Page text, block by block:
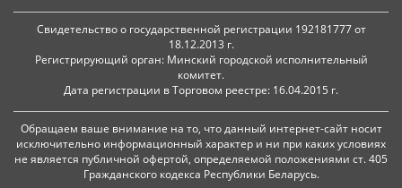
Свидетельство о государственной регистрации 192181777 от
18.12.2013 г.
Регистрирующий орган: Минский городской исполнительный
комитет.
Дата регистрации в Торговом реестре: 16.04.2015 г.
Обращаем ваше внимание на то, что данный интернет-сайт носит
исключительно информационный характер и ни при каких условиях
не является публичной офертой, определяемой положениями ст. 405
Гражданского кодекса Республики Беларусь.